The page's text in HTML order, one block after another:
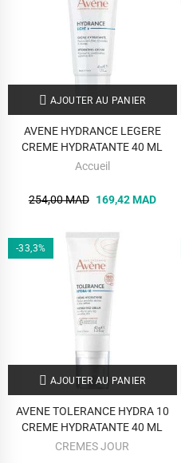
AJOUTER AU PANIER
AVENE HYDRANCE LEGERE
CREME HYDRATANTE 40 ML
Accueil
254,00 MAD 169,42 MAD
-33,3%
AJOUTER AU PANIER
AVENE TOLERANCE HYDRA 10
CREME HYDRATANTE 40 ML
CREMES JOUR